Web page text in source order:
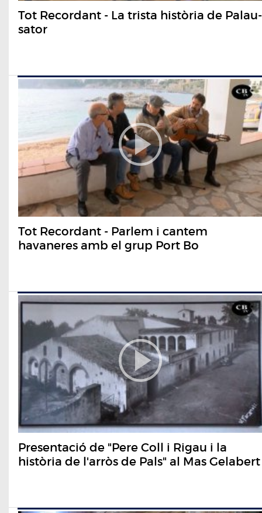
Tot Recordant - La trista història de Palau-
sator
Tot Recordant - Parlem i cantem
havaneres amb el grup Port Bo
Presentació de "Pere Coll i Rigau i la
història de l'arròs de Pals" al Mas Gelabert